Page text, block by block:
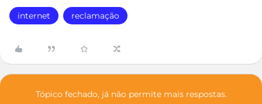
internet reclamação
Tópico fechado, já não permite mais respostas.